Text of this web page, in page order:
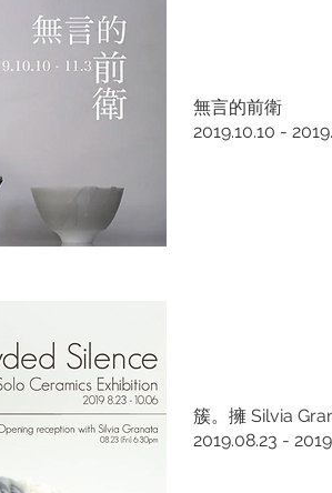
無言的前衛
2019.10.10 -
簇。擁 Silvia
2019.08.23 -